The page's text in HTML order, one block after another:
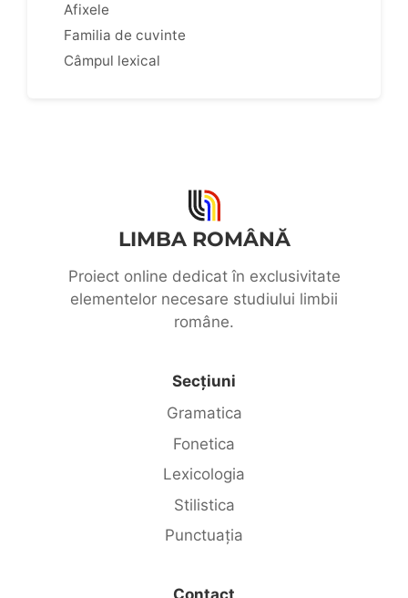
Afixele
Familia de cuvinte
Câmpul lexical
LIMBA ROMÂNĂ
Proiect online dedicat în exclusivitate
elementelor necesare studiului limbii
române.
Secțiuni
Gramatica
Fonetica
Lexicologia
Stilistica
Punctuația
Contact